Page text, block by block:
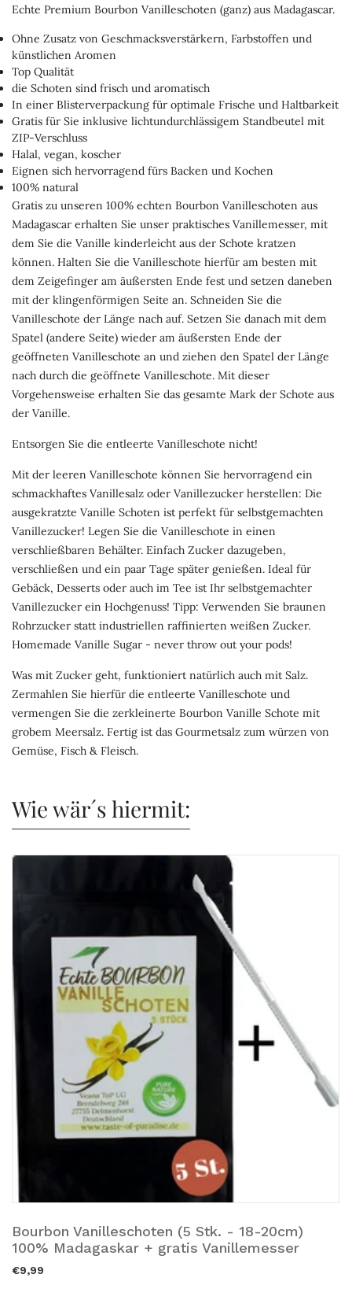
Echte Premium Bourbon Vanilleschoten (ganz) aus Madagascar.
Ohne Zusatz von Geschmacksverstärkern, Farbstoffen und
künstlichen Aromen
Top Qualität
die Schoten sind frisch und aromatisch
In einer Blisterverpackung für optimale Frische und Haltbarkeit
Gratis für Sie inklusive lichtundurchlässigem Standbeutel mit
ZIP-Verschluss
Halal, vegan, koscher
Eignen sich hervorragend fürs Backen und Kochen
100% natural
Gratis zu unseren 100% echten Bourbon Vanilleschoten aus
Madagascar erhalten Sie unser praktisches Vanillemesser, mit
dem Sie die Vanille kinderleicht aus der Schote kratzen
können. Halten Sie die Vanilleschote hierfür am besten mit
dem Zeigefinger am äußersten Ende fest und setzen daneben
mit der klingenförmigen Seite an. Schneiden Sie die
Vanilleschote der Länge nach auf. Setzen Sie danach mit dem
Spatel (andere Seite) wieder am äußersten Ende der
geöffneten Vanilleschote an und ziehen den Spatel der Länge
nach durch die geöffnete Vanilleschote. Mit dieser
Vorgehensweise erhalten Sie das gesamte Mark der Schote aus
der Vanille.
Entsorgen Sie die entleerte Vanilleschote nicht!
Mit der leeren Vanilleschote können Sie hervorragend ein
schmackhaftes Vanillesalz oder Vanillezucker herstellen: Die
ausgekratzte Vanille Schoten ist perfekt für selbstgemachten
Vanillezucker! Legen Sie die Vanilleschote in einen
verschließbaren Behälter. Einfach Zucker dazugeben,
verschließen und ein paar Tage später genießen. Ideal für
Gebäck, Desserts oder auch im Tee ist Ihr selbstgemachter
Vanillezucker ein Hochgenuss! Tipp: Verwenden Sie braunen
Rohrzucker statt industriellen raffinierten weißen Zucker.
Homemade Vanille Sugar - never throw out your pods!
Was mit Zucker geht, funktioniert natürlich auch mit Salz.
Zermahlen Sie hierfür die entleerte Vanilleschote und
vermengen Sie die zerkleinerte Bourbon Vanille Schote mit
grobem Meersalz. Fertig ist das Gourmetsalz zum würzen von
Gemüse, Fisch & Fleisch.
Wie wär´s hiermit:
Bourbon Vanilleschoten (5 Stk. - 18-20cm)
100% Madagaskar + gratis Vanillemesser
Zum Warenkorb hinzufügen.
€9,99